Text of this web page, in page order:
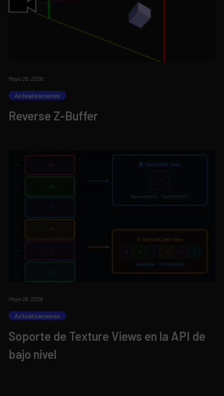
Mayo 26, 2026
Actualizaciones
Reverse Z-Buffer
Mayo 26, 2026
Actualizaciones
Soporte de Texture Views en la API de
bajo nivel